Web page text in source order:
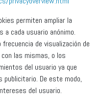
permiten ampliar la
a cada usuario anónimo.
de visualización de
las mismas, o los
del usuario ya que
publicitario. De este modo,
del usuario.